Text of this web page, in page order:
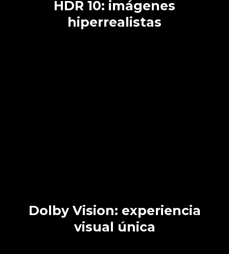
HDR 10: imágenes
hiperrealistas
Dolby Vision: experiencia
visual única